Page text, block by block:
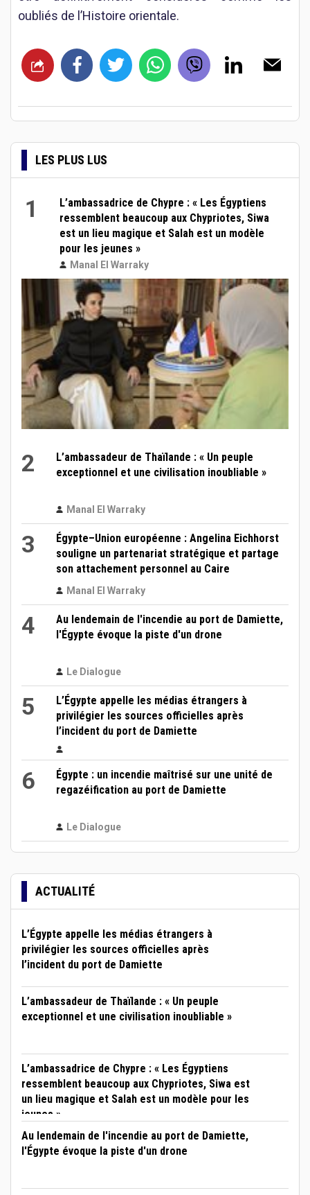
oubliés de l’Histoire orientale.
LES PLUS LUS
1
L’ambassadrice de Chypre : « Les Égyptiens
ressemblent beaucoup aux Chypriotes, Siwa
est un lieu magique et Salah est un modèle
pour les jeunes »
Manal El Warraky
2
L’ambassadeur de Thaïlande : « Un peuple
exceptionnel et une civilisation inoubliable »
Manal El Warraky
3
Égypte–Union européenne : Angelina Eichhorst
souligne un partenariat stratégique et partage
son attachement personnel au Caire
Manal El Warraky
4
Au lendemain de l'incendie au port de Damiette,
l'Égypte évoque la piste d'un drone
Le Dialogue
5
L’Égypte appelle les médias étrangers à
privilégier les sources officielles après
l’incident du port de Damiette
6
Égypte : un incendie maîtrisé sur une unité de
regazéification au port de Damiette
Le Dialogue
ACTUALITÉ
L’Égypte appelle les médias étrangers à
privilégier les sources officielles après
l’incident du port de Damiette
L’ambassadeur de Thaïlande : « Un peuple
exceptionnel et une civilisation inoubliable »
L’ambassadrice de Chypre : « Les Égyptiens
ressemblent beaucoup aux Chypriotes, Siwa est
un lieu magique et Salah est un modèle pour les
jeunes »
Au lendemain de l'incendie au port de Damiette,
l'Égypte évoque la piste d'un drone